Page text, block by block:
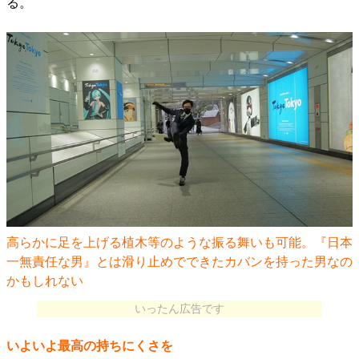
る。
高らかに足を上げる植木等のような振る舞いも可能。『日本
一無責任な男』とは滑り止めでできたカバンを持った男なの
かもしれない
いったん広告です
いよいよ最高の持ちにくさを